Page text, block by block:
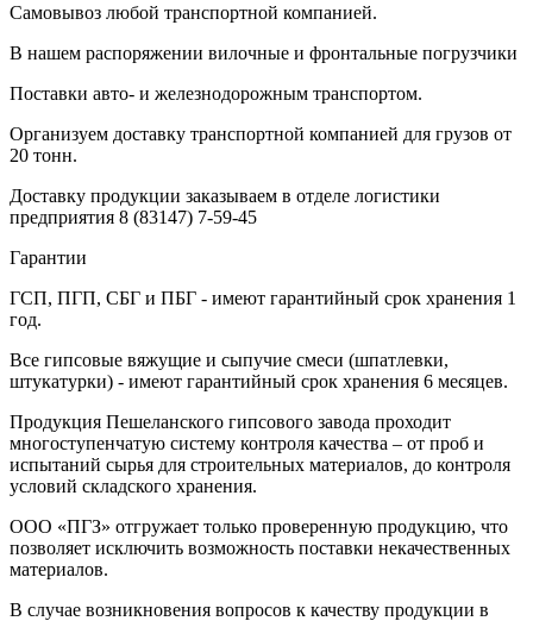
Самовывоз любой транспортной компанией.
В нашем распоряжении вилочные и фронтальные погрузчики
Поставки авто- и железнодорожным транспортом.
Организуем доставку транспортной компанией для грузов от
20 тонн.
Доставку продукции заказываем в отделе логистики
предприятия 8 (83147) 7-59-45
Гарантии
ГСП, ПГП, СБГ и ПБГ - имеют гарантийный срок хранения 1
год.
Все гипсовые вяжущие и сыпучие смеси (шпатлевки,
штукатурки) - имеют гарантийный срок хранения 6 месяцев.
Продукция Пешеланского гипсового завода проходит
многоступенчатую систему контроля качества – от проб и
испытаний сырья для строительных материалов, до контроля
условий складского хранения.
ООО «ПГЗ» отгружает только проверенную продукцию, что
позволяет исключить возможность поставки некачественных
материалов.
В случае возникновения вопросов к качеству продукции в